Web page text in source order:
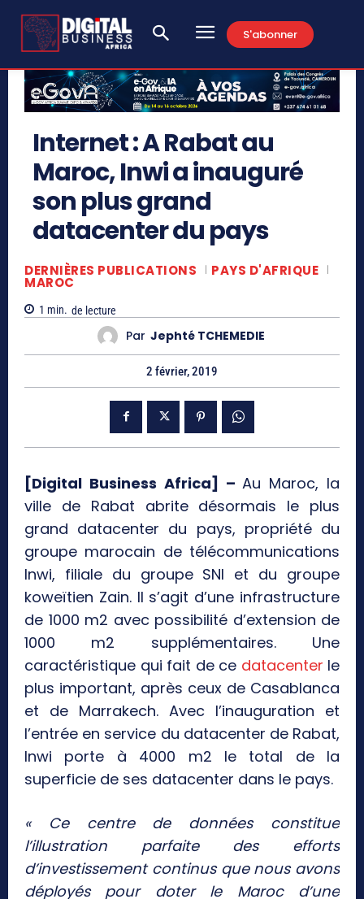
S'abonner
Internet : A Rabat au
Maroc, Inwi a inauguré
son plus grand
datacenter du pays
DERNIÈRES PUBLICATIONS PAYS D'AFRIQUE
MAROC
1 min. de lecture
Par Jephté TCHEMEDIE
2 février, 2019
[Digital Business Africa] –Au Maroc, la
ville de Rabat abrite désormais le plus
grand datacenter du pays, propriété du
groupe marocain de télécommunications
Inwi, filiale du groupe SNI et du groupe
koweïtien Zain. Il s’agit d’une infrastructure
de 1000 m2 avec possibilité d’extension de
1000 m2 supplémentaires. Une
caractéristique qui fait de ce datacenter le
plus important, après ceux de Casablanca
et de Marrakech. Avec l’inauguration et
l’entrée en service du datacenter de Rabat,
Inwi porte à 4000 m2 le total de la
superficie de ses datacenter dans le pays.
« Ce centre de données constitue
l’illustration parfaite des efforts
d’investissement continus que nous avons
déployés pour doter le Maroc d’une